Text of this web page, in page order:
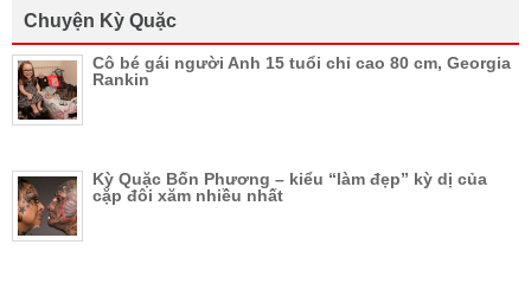
Chuyện Kỳ Quặc
Cô bé gái người Anh 15 tuổi chỉ cao 80 cm, Georgia
Rankin
Kỳ Quặc Bốn Phương – kiểu “làm đẹp” kỳ dị của
cặp đôi xăm nhiều nhất